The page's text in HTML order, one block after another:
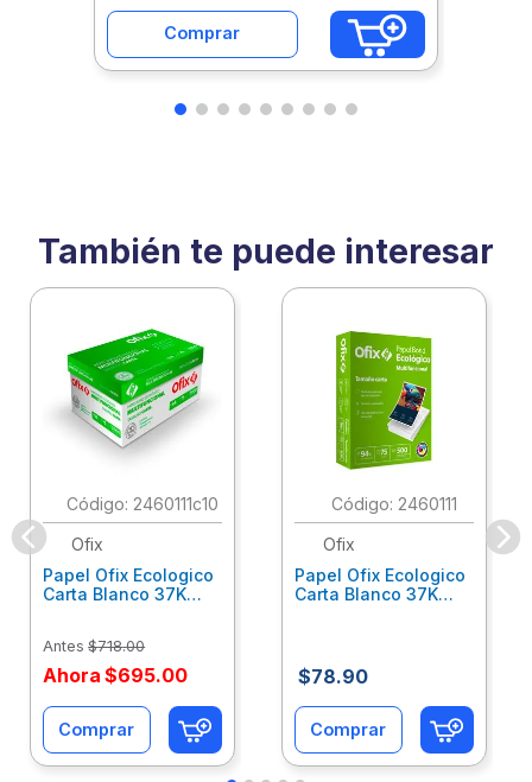
Comprar
También te puede interesar
: 2460111c10
Ofix
Papel Ofix Ecologico
Carta Blanco 37K
Antes $718.00
Ahora $695.00
Comprar
: 2460111
Ofix
Papel Ofix Ecologico
Carta Blanco 37K
$78.90
Comprar